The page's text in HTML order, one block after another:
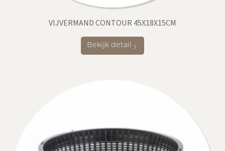
VIJVERMAND CONTOUR 45X18X15CM
Bekijk detail